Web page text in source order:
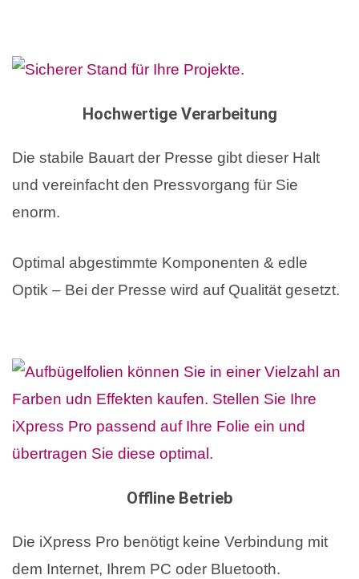
Hochwertige Verarbeitung
Die stabile Bauart der Presse gibt dieser Halt
und vereinfacht den Pressvorgang für Sie
enorm.
Optimal abgestimmte Komponenten & edle
Optik – Bei der Presse wird auf Qualität gesetzt.
Offline Betrieb
Die iXpress Pro benötigt keine Verbindung mit
dem Internet, Ihrem PC oder Bluetooth.